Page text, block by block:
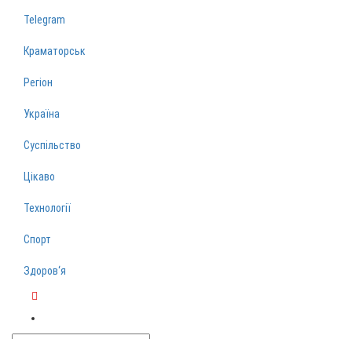
Telegram
Краматорськ
Регіон
Україна
Суспільство
Цікаво
Технології
Спорт
Здоров‘я